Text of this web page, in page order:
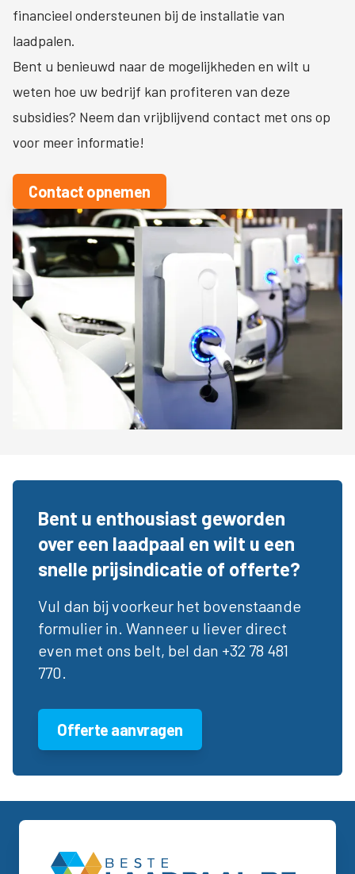
financieel ondersteunen bij de installatie van
laadpalen.
Bent u benieuwd naar de mogelijkheden en wilt u
weten hoe uw bedrijf kan profiteren van deze
subsidies? Neem dan vrijblijvend contact met ons op
voor meer informatie!
Contact opnemen
Bent u enthousiast geworden
over een laadpaal en wilt u een
snelle prijsindicatie of offerte?
Vul dan bij voorkeur het bovenstaande
formulier in. Wanneer u liever direct
even met ons belt, bel dan +32 78 481
770.
Offerte aanvragen